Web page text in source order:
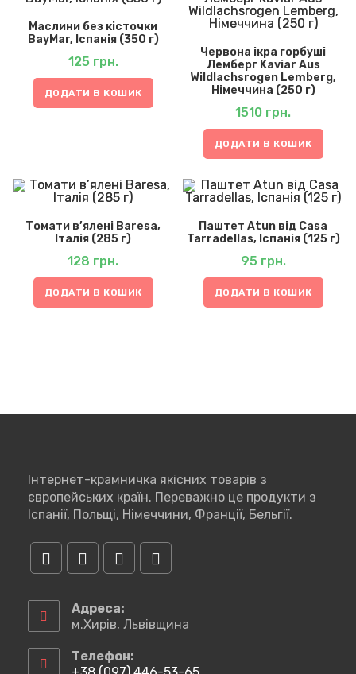
Маслини без кісточки
BayMar, Іспанія (350 г)
125 грн.
ДОДАТИ В КОШИК
Червона ікра горбуші
Лемберг Kaviar Aus
Wildlachsrogen Lemberg,
Німеччина (250 г)
1510 грн.
ДОДАТИ В КОШИК
Томати в’ялені Baresa,
Італія (285 г)
128 грн.
ДОДАТИ В КОШИК
Паштет Atun від Casa
Tarradellas, Іспанія (125 г)
95 грн.
ДОДАТИ В КОШИК
Інтернет-крамничка якісних товарів з
європейських країн. Переважно це продукти з
Іспанії, Польщі, Німеччини, Франції, Бельгії.
новій
новій
вкладці
новій
вкладцівкладці
Адреса:
м.Хирів, Львівщина
Телефон: